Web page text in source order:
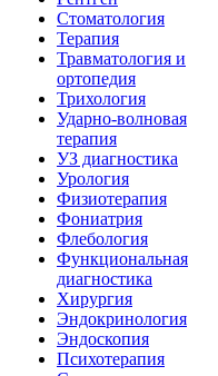
Стоматология
Терапия
Травматология и
ортопедия
Трихология
Ударно-волновая
терапия
УЗ диагностика
Урология
Физиотерапия
Фониатрия
Флебология
Функциональная
диагностика
Хирургия
Эндокринология
Эндоскопия
Психотерапия